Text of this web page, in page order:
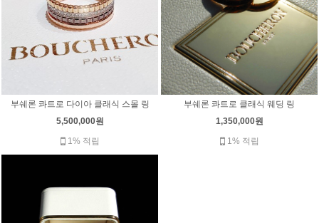
부쉐론 콰트로 다이아 클래식 스몰 링
5,500,000원
1% 적립
부쉐론 콰트로 클래식 웨딩 링
1,350,000원
1% 적립